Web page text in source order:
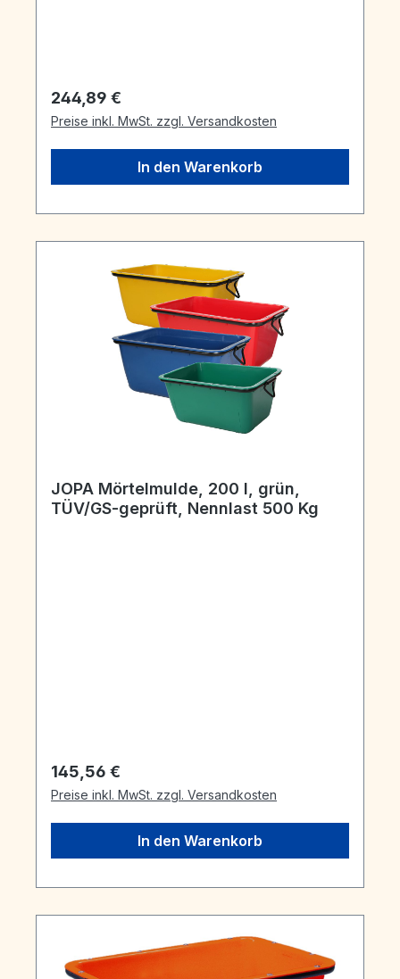
Regulärer Preis:
244,89 €
Preise inkl. MwSt. zzgl. Versandkosten
In den Warenkorb
JOPA Mörtelmulde, 200 l, grün,
TÜV/GS-geprüft, Nennlast 500 Kg
Regulärer Preis:
145,56 €
Preise inkl. MwSt. zzgl. Versandkosten
In den Warenkorb